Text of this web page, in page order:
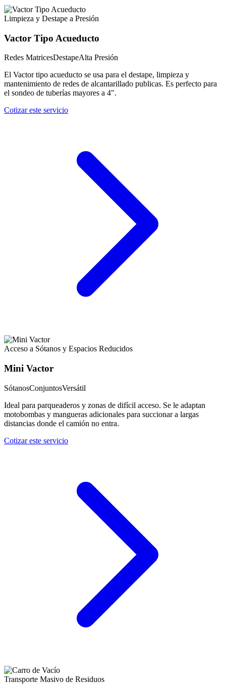
Limpieza y Destape a Presión
Vactor Tipo Acueducto
Redes MatricesDestapeAlta Presión
El Vactor tipo acueducto se usa para el destape, limpieza y
mantenimiento de redes de alcantarillado publicas. Es perfecto para
el sondeo de tuberías mayores a 4".
Cotizar este servicio
Acceso a Sótanos y Espacios Reducidos
Mini Vactor
SótanosConjuntosVersátil
Ideal para parqueaderos y zonas de difícil acceso. Se le adaptan
motobombas y mangueras adicionales para succionar a largas
distancias donde el camión no entra.
Cotizar este servicio
Transporte Masivo de Residuos